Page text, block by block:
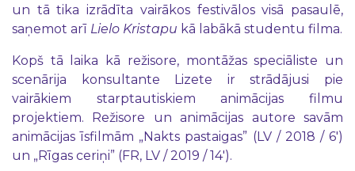
un tā tika izrādīta vairākos festivālos visā pasaulē,
saņemot arī Lielo Kristapu kā labākā studentu filma.
Kopš tā laika kā režisore, montāžas speciāliste un
scenārija konsultante Lizete ir strādājusi pie
vairākiem starptautiskiem animācijas filmu
projektiem. Režisore un animācijas autore savām
animācijas īsfilmām „Nakts pastaigas” (LV / 2018 / 6')
un „Rīgas ceriņi” (FR, LV / 2019 / 14').